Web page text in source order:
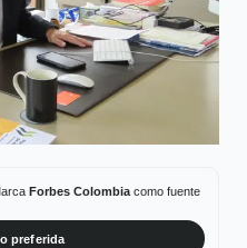
Forbes Colombiacomo fuente
preferida